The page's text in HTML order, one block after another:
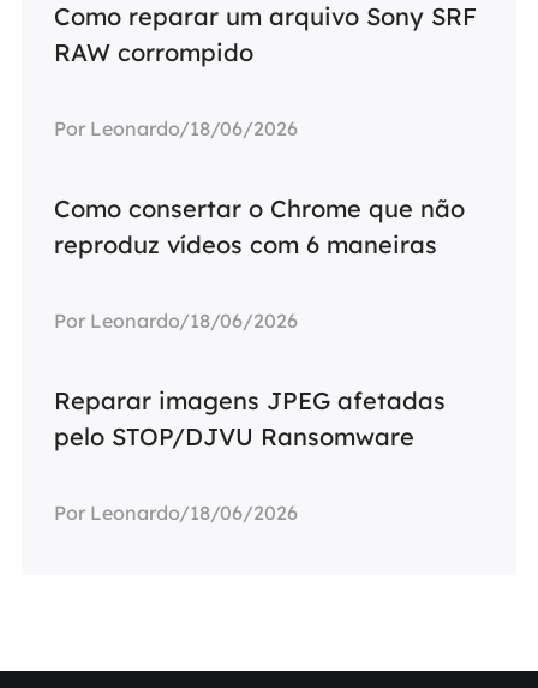
Como reparar um arquivo Sony SRF
RAW corrompido
Por Leonardo/18/06/2026
Como consertar o Chrome que não
reproduz vídeos com 6 maneiras
Por Leonardo/18/06/2026
Reparar imagens JPEG afetadas
pelo STOP/DJVU Ransomware
Por Leonardo/18/06/2026